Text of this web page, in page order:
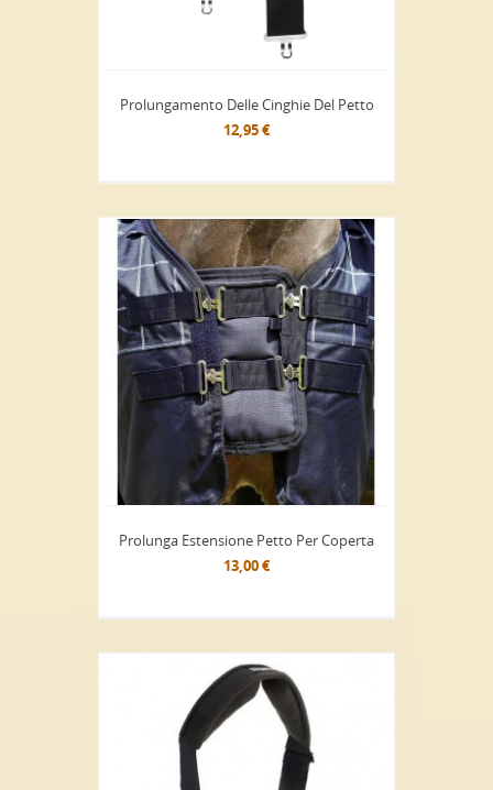
Prolungamento Delle Cinghie Del Petto
12,95 €
Prolunga Estensione Petto Per Coperta
13,00 €